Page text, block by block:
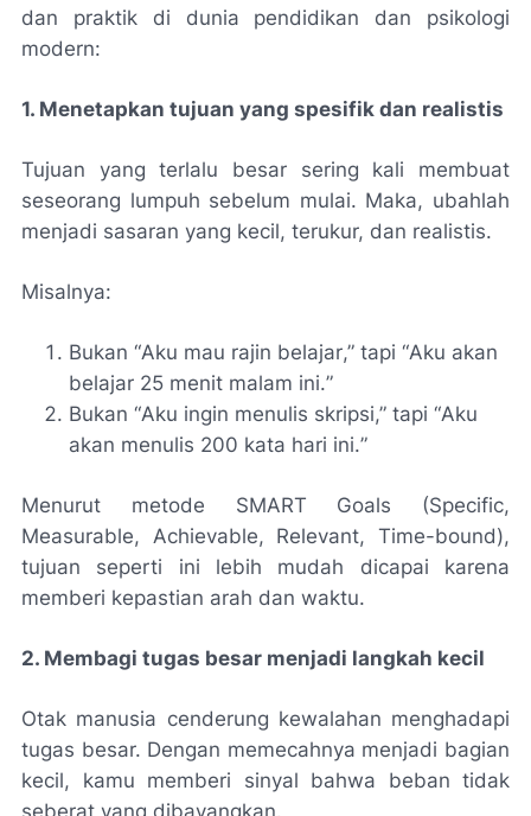
dan praktik di dunia pendidikan dan psikologi
modern:
1. Menetapkan tujuan yang spesifik dan realistis
Tujuan yang terlalu besar sering kali membuat
seseorang lumpuh sebelum mulai. Maka, ubahlah
menjadi sasaran yang kecil, terukur, dan realistis.
Misalnya:
Bukan “Aku mau rajin belajar,” tapi “Aku akan
belajar 25 menit malam ini.”
Bukan “Aku ingin menulis skripsi,” tapi “Aku
akan menulis 200 kata hari ini.”
Menurut metode SMART Goals (Specific,
Measurable, Achievable, Relevant, Time-bound),
tujuan seperti ini lebih mudah dicapai karena
memberi kepastian arah dan waktu.
2. Membagi tugas besar menjadi langkah kecil
Otak manusia cenderung kewalahan menghadapi
tugas besar. Dengan memecahnya menjadi bagian
kecil, kamu memberi sinyal bahwa beban tidak
seberat yang dibayangkan.